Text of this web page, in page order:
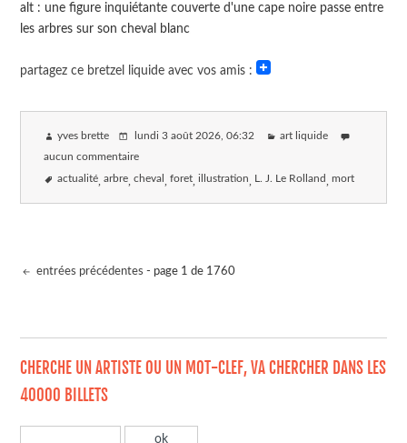
alt : une figure inquiétante couverte d'une cape noire passe entre
les arbres sur son cheval blanc
partagez ce bretzel liquide avec vos amis :
yves brette lundi 3 août 2026 , 06:32 art liquide
aucun commentaire
actualité arbre cheval foret illustration L. J. Le Rolland mort
entrées précédentes - page 1 de 1760
CHERCHE UN ARTISTE OU UN MOT-CLEF, VA CHERCHER DANS LES
40000 BILLETS